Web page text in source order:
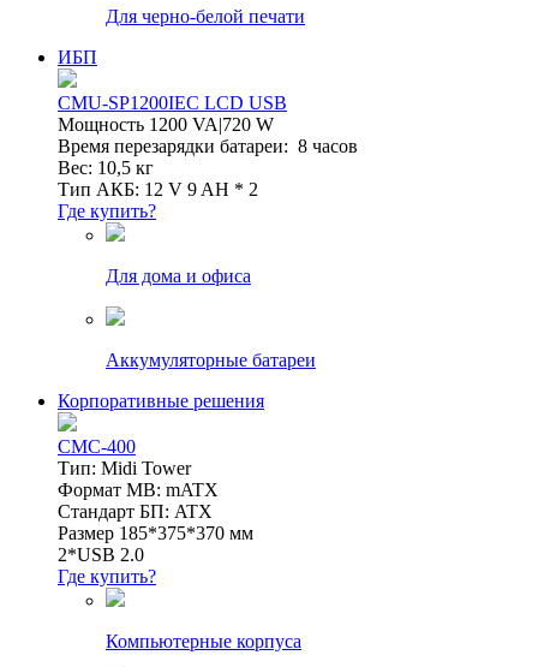
Для черно-белой печати
ИБП
CMU-SP1200IEC LCD USB
Мощность 1200 VA|720 W
Время перезарядки батареи: 8 часов
Вес: 10,5 кг
Тип АКБ: 12 V 9 AH * 2
Где купить?
Для дома и офиса
Аккумуляторные батареи
Корпоративные решения
CMC-400
Тип: Midi Tower
Формат MB: mATX
Стандарт БП: ATX
Размер 185*375*370 мм
2*USB 2.0
Где купить?
Компьютерные корпуса